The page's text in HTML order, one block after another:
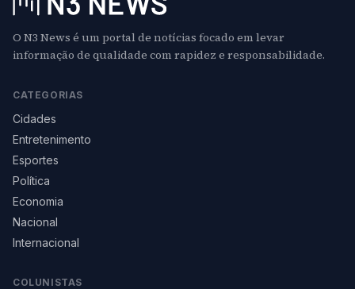
O N3 News é um portal de notícias focado em levar
informação de qualidade com rapidez e responsabilidade.
CATEGORIAS
Cidades
Entretenimento
Esportes
Política
Economia
Nacional
Internacional
COLUNISTAS